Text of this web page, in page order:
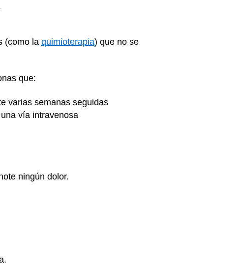
(como la quimioterapia) que no se
que:
varias semanas seguidas
vía intravenosa
ningún dolor.